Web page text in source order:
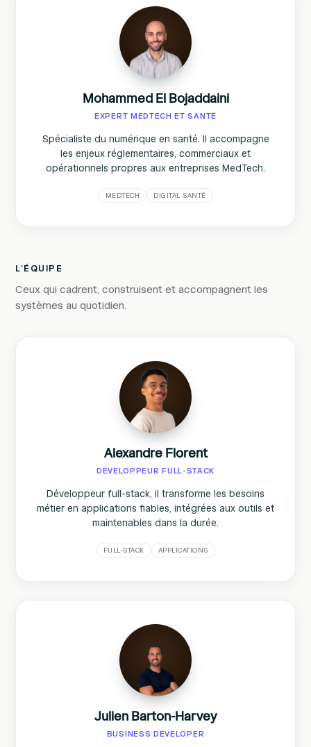
Mohammed El Bojaddaini
EXPERT MEDTECH ET SANTÉ
Spécialiste du numérique en santé. Il accompagne
les enjeux réglementaires, commerciaux et
opérationnels propres aux entreprises MedTech.
MEDTECH DIGITAL SANTÉ
L’ÉQUIPE
Ceux qui cadrent, construisent et accompagnent les
systèmes au quotidien.
Alexandre Florent
DÉVELOPPEUR FULL-STACK
Développeur full-stack, il transforme les besoins
métier en applications fiables, intégrées aux outils et
maintenables dans la durée.
FULL-STACK APPLICATIONS
Julien Barton-Harvey
BUSINESS DEVELOPER